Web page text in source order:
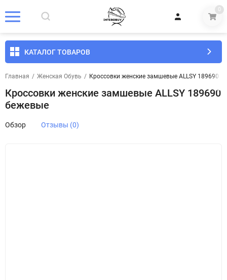
0
КАТАЛОГ ТОВАРОВ
Главная / Женская Обувь / Кроссовки женские замшевые ALLSY 189690
Кроссовки женские замшевые ALLSY 189690
бежевые
Обзор Отзывы (0)